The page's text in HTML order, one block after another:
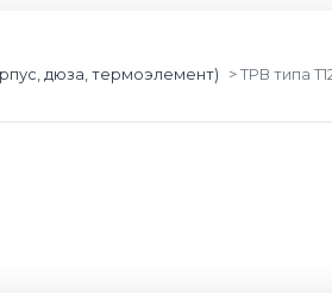
дюза, термоэлемент) ТРВ типа